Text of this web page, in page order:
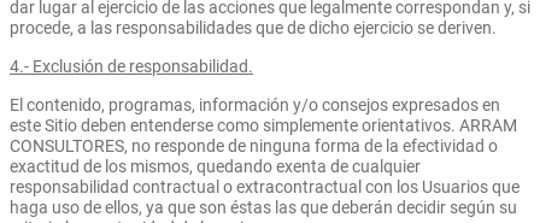
dar lugar al ejercicio de las acciones que legalmente correspondan y, si
procede, a las responsabilidades que de dicho ejercicio se deriven.
4.- Exclusión de responsabilidad.
El contenido, programas, información y/o consejos expresados en
este Sitio deben entenderse como simplemente orientativos. ARRAM
CONSULTORES, no responde de ninguna forma de la efectividad o
exactitud de los mismos, quedando exenta de cualquier
responsabilidad contractual o extracontractual con los Usuarios que
haga uso de ellos, ya que son éstas las que deberán decidir según su